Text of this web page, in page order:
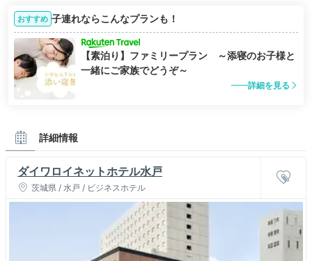
おすすめ 子連れならこんなプランも！
【素泊り】ファミリープラン ～添寝のお子様と
一緒にご家族でどうぞ～
詳細を見る
詳細情報
ダイワロイネットホテル水戸
茨城県 / 水戸 / ビジネスホテル